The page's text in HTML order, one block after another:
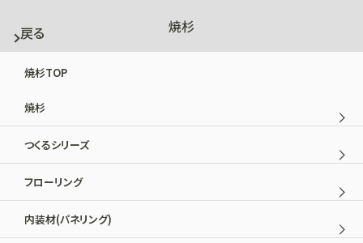
WAREHOUSE
戻る 商品を選ぶ
商品紹介
焼杉
つくるシリーズ
フローリング
内装材(パネリング)
戻る 焼杉
焼杉TOP